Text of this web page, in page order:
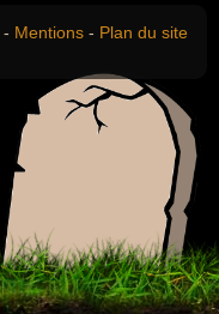
- Mentions - Plan du site